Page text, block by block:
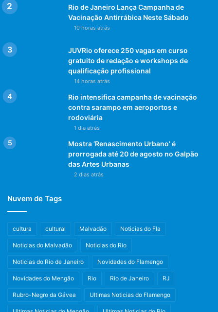
Rio de Janeiro Lança Campanha de
Vacinação Antirrábica Neste Sábado
10 horas atrás
JUVRio oferece 250 vagas em curso
gratuito de redação e workshops de
qualificação profissional
14 horas atrás
Rio intensifica campanha de vacinação
contra sarampo em aeroportos e
rodoviária
1 dia atrás
Mostra ‘Renascimento Urbano’ é
prorrogada até 20 de agosto no Galpão
das Artes Urbanas
2 dias atrás
Nuvem de Tags
cultura cultural Malvadão Noticias do Fla
Noticias do Malvadão Noticias do Rio
Noticias do Rio de Janeiro Novidades do Flamengo
Novidades do Mengão Rio Rio de Janeiro RJ
Rubro-Negro da Gávea Ultimas Noticias do Flamengo